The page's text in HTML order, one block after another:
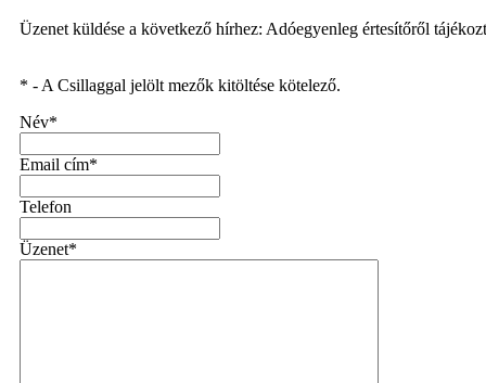
Üzenet küldése a következő hírhez: Adóegyenleg értesítőről
* - A Csillaggal jelölt mezők kitöltése kötelező.
Név*
Email cím*
Telefon
Üzenet*